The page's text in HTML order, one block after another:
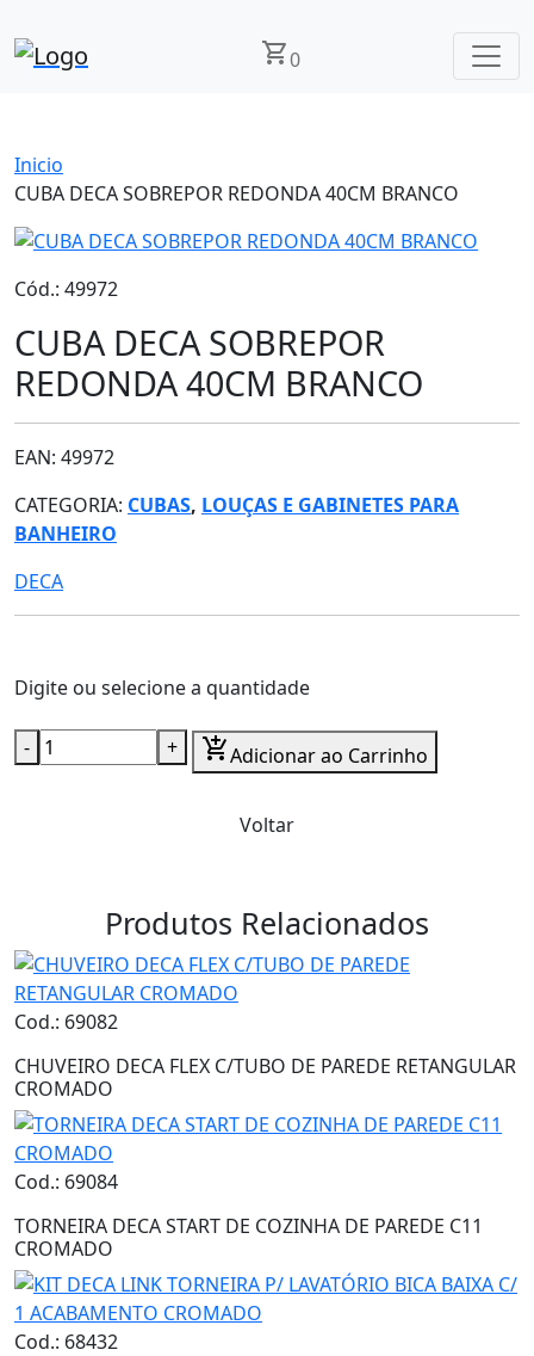
shopping_cart0
Inicio
CUBA DECA SOBREPOR REDONDA 40CM BRANCO
Cód.: 49972
CUBA DECA SOBREPOR
REDONDA 40CM BRANCO
EAN: 49972
CATEGORIA: CUBAS, LOUÇAS E GABINETES PARA
BANHEIRO
DECA
Digite ou selecione a quantidade
- + add_shopping_cartAdicionar ao Carrinho
Voltar
Produtos Relacionados
Cod.: 69082
CHUVEIRO DECA FLEX C/TUBO DE PAREDE RETANGULAR
CROMADO
Cod.: 69084
TORNEIRA DECA START DE COZINHA DE PAREDE C11
CROMADO
Cod.: 68432